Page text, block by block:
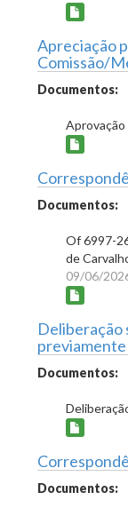
Apreciação
Comissão/
Documentos:
Aprovação
Documentos:
Of 6997-
de
09/06/
Deliberação
Documentos:
Documentos: